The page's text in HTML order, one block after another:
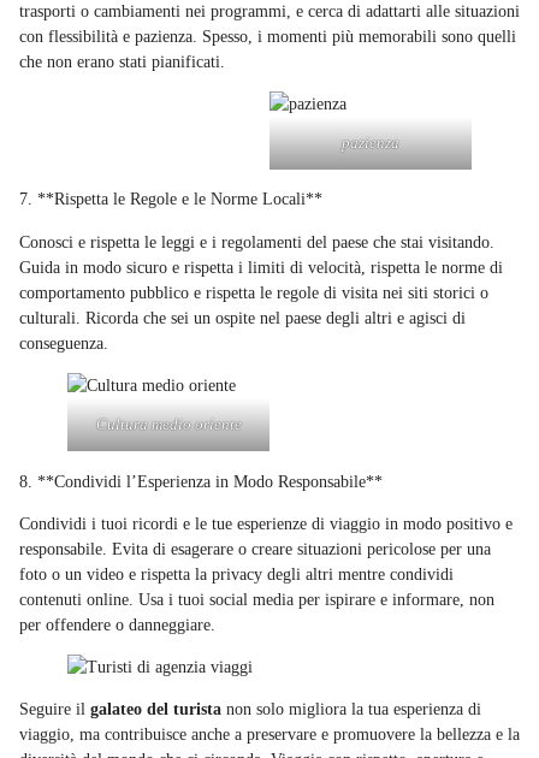
trasporti o cambiamenti nei programmi, e cerca di adattarti alle situazioni
con flessibilità e pazienza. Spesso, i momenti più memorabili sono quelli
che non erano stati pianificati.
pazienza
7. **Rispetta le Regole e le Norme Locali**
Conosci e rispetta le leggi e i regolamenti del paese che stai visitando.
Guida in modo sicuro e rispetta i limiti di velocità, rispetta le norme di
comportamento pubblico e rispetta le regole di visita nei siti storici o
culturali. Ricorda che sei un ospite nel paese degli altri e agisci di
conseguenza.
Cultura medio oriente
8. **Condividi l’Esperienza in Modo Responsabile**
Condividi i tuoi ricordi e le tue esperienze di viaggio in modo positivo e
responsabile. Evita di esagerare o creare situazioni pericolose per una
foto o un video e rispetta la privacy degli altri mentre condividi
contenuti online. Usa i tuoi social media per ispirare e informare, non
per offendere o danneggiare.
Seguire il galateo del turista non solo migliora la tua esperienza di
viaggio, ma contribuisce anche a preservare e promuovere la bellezza e la